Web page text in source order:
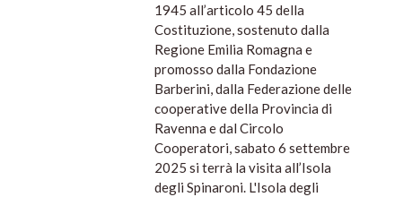
1945 all’articolo 45 della
Costituzione, sostenuto dalla
Regione Emilia Romagna e
promosso dalla Fondazione
Barberini, dalla Federazione delle
cooperative della Provincia di
Ravenna e dal Circolo
Cooperatori, sabato 6 settembre
2025 si terrà la visita all’Isola
degli Spinaroni. L'Isola degli